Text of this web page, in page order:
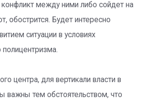
конфликт между ними либо сойдет на
обострится. Будет интересно
ситуации в условиях
центра, для вертикали власти в
важны тем обстоятельством, что